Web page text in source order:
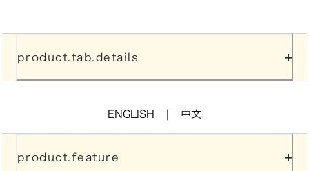
product.tab.details
ENGLISH 中文
product.feature